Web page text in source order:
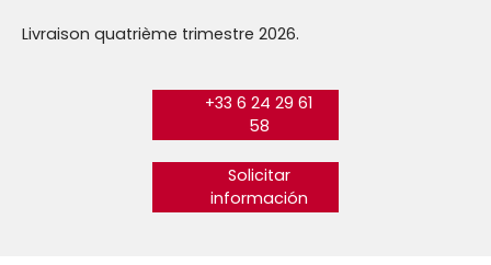
Livraison quatrième trimestre 2026.
+33 6 24 29 61
58
Solicitar
información